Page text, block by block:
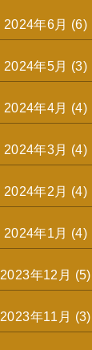
2024年6月 (6)
2024年5月 (3)
2024年4月 (4)
2024年3月 (4)
2024年2月 (4)
2024年1月 (4)
2023年12月 (5)
2023年11月 (3)